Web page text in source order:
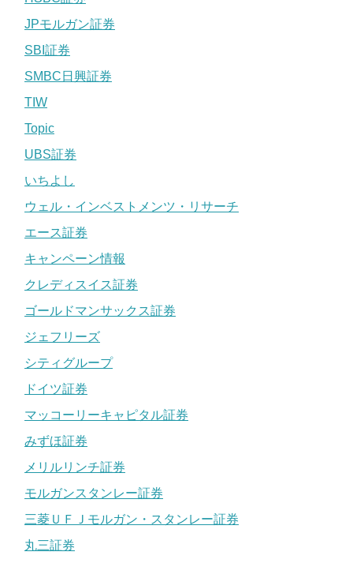
JPモルガン証券
SBI証券
SMBC日興証券
TIW
Topic
UBS証券
いちよし
ウェル・インベストメンツ・リサーチ
エース証券
キャンペーン情報
クレディスイス証券
ゴールドマンサックス証券
ジェフリーズ
シティグループ
ドイツ証券
マッコーリーキャピタル証券
みずほ証券
メリルリンチ証券
モルガンスタンレー証券
三菱ＵＦＪモルガン・スタンレー証券
丸三証券